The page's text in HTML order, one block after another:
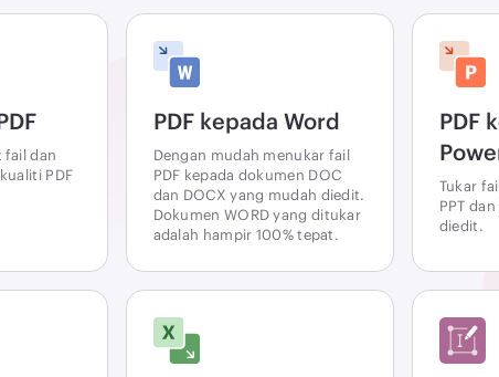
fail dan
PDF
PDF kepada Word
Dengan mudah menukar fail
PDF kepada dokumen DOC
dan DOCX yang mudah diedit.
Dokumen WORD yang ditukar
adalah hampir 100% tepat.
PDF
Tukar
PPT
diedit.